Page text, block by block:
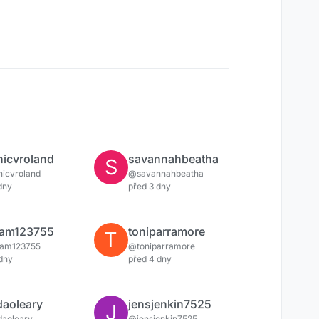
S savannahbeatha
@savannahbeatha
před 3 dny
T toniparramore
@toniparramore
před 4 dny
J jensjenkin7525